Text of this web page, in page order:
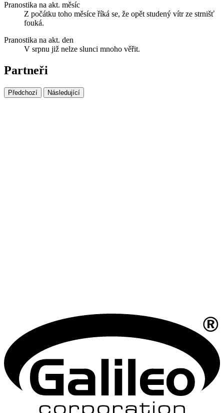
Pranostika na akt. měsíc
Z počátku toho měsíce říká se, že opět studený vítr ze strnišť
fouká.
Pranostika na akt. den
V srpnu již nelze slunci mnoho věřit.
Partneři
Předchozí Následující